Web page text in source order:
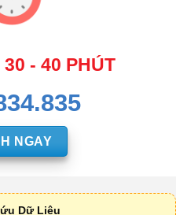
- 40 PHÚT
NGAY
Dữ Liệu